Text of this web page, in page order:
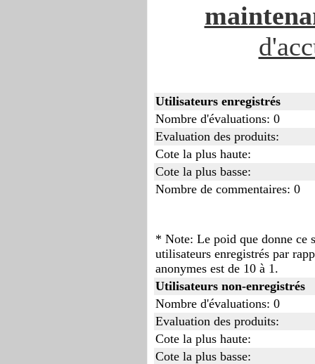
Utilisateurs enregistrés
Nombre d'évaluations: 0
Evaluation des produits:
Cote la plus haute:
Cote la plus basse:
Nombre de commentaires: 0
* Note: Le poid que donne ce
utilisateurs enregistrés par
anonymes est de 10 à 1.
Utilisateurs non-enregistrés
Nombre d'évaluations: 0
Evaluation des produits:
Cote la plus haute:
Cote la plus basse: